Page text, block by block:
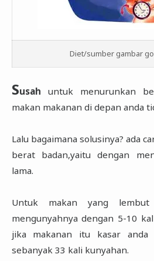
Diet/sumber gambar
Susah untuk menurunkan
makan makanan di depan anda
Lalu bagaimana solusinya? ada
berat badan,yaitu dengan
lama.
Untuk makan yang
mengunyahnya dengan 5-10
jika makanan itu kasar anda
sebanyak 33 kali kunyahan.